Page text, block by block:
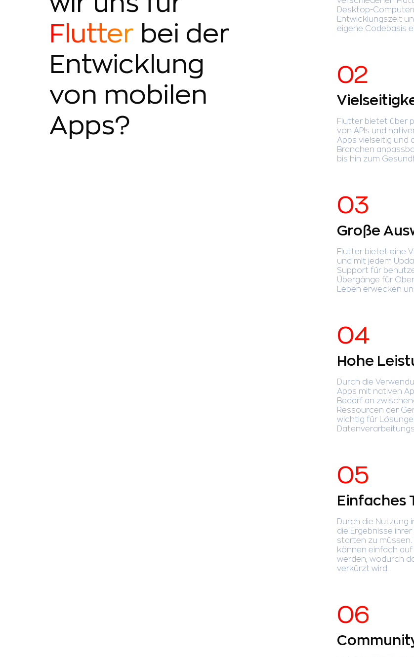
Flutter bei der
Entwicklung
von mobilen
Apps?
Desktop-
Entwicklungszeit
eigene Codebasis
Flutter bietet über
von APIs und
Apps vielseitig und
Branchen
bis hin zum
Große
Flutter bietet eine
und mit jedem
Support für
Übergänge für
Leben erwecken
Hohe
Durch die
Apps mit nativen
Bedarf an
Ressourcen der
wichtig für
Einfaches
Durch die
die Ergebnisse
starten zu müssen.
können einfach
werden, wodurch
verkürzt wird.